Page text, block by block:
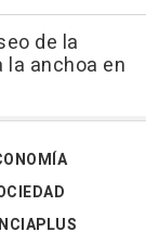
de la
la anchoa en